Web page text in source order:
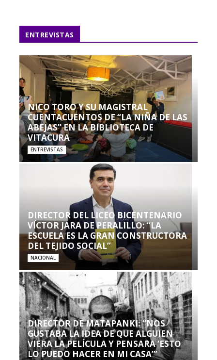
ENTREVISTAS
NICO TORO Y SU MAGISTRAL
CUENTACUENTOS DE “LA NIÑA DE LAS
ABEJAS” EN LA BIBLIOTECA DE
VITACURA
ENTREVISTAS
DIRECTOR DEL LICEO BICENTENARIO
VÍCTOR JARA DE PERALILLO: “LA
ESCUELA ES LA GRAN CONSTRUCTORA
DEL TEJIDO SOCIAL”
NACIONAL
DIRECTOR DE MATAPANKI: “NOS
GUSTABA LA IDEA DE QUE ALGUIEN
VIERA LA PELÍCULA Y PENSARA ‘ESTO
LO PUEDO HACER EN MI CASA’”